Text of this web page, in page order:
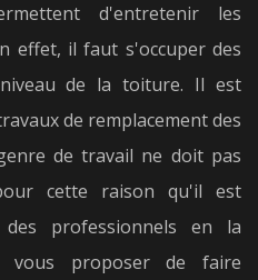
d'entretenir les
effet, il faut s'occuper des
de la toiture. Il est
de remplacement des
de travail ne doit pas
cette raison qu'il est
des professionnels en la
vous proposer de faire